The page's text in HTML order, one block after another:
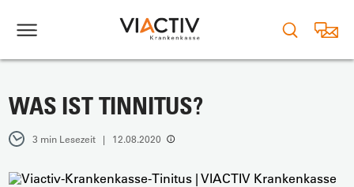
WAS IST TINNITUS?
3 min Lesezeit | 12.08.2020